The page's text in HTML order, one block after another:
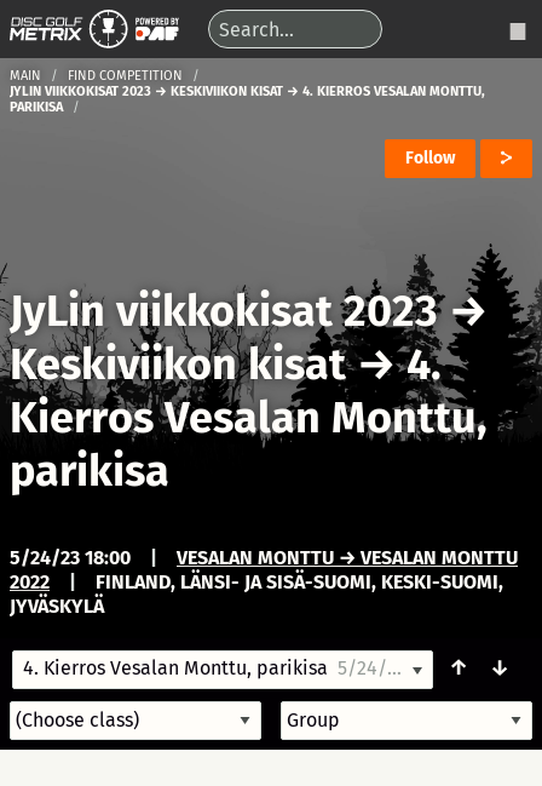
MAIN
FIND COMPETITION
JYLIN VIIKKOKISAT 2023 → KESKIVIIKON KISAT → 4. KIERROS VESALAN MONTTU,
PARIKISA
Follow
JyLin viikkokisat 2023→
Keskiviikon kisat→4.
Kierros Vesalan Monttu,
parikisa
5/24/23 18:00
VESALAN MONTTU → VESALAN MONTTU
2022
FINLAND, LÄNSI- JA SISÄ-SUOMI, KESKI-SUOMI,
JYVÄSKYLÄ
4. Kierros Vesalan Monttu, parikisa 5/24/23 18:00 ↑ ↓